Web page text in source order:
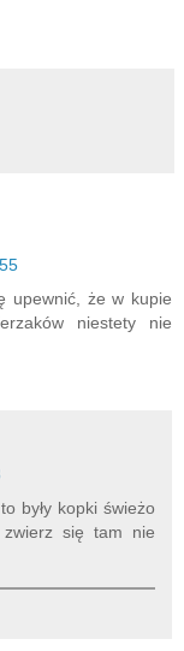
upewnić, że w kupie
niestety nie
były kopki świeżo
się tam nie